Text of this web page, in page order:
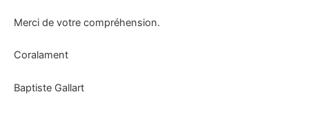
Merci de votre compréhension.
Coralament
Baptiste Gallart